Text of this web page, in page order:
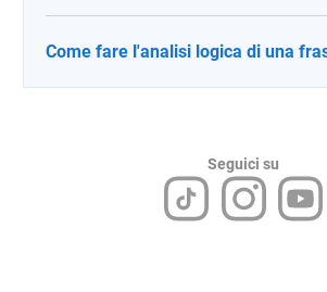
Come fare l'analisi logica di una
Seguici su